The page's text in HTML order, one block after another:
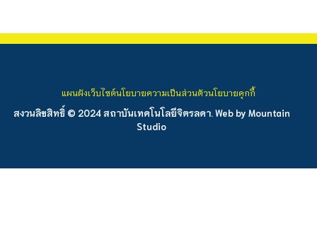
สงวนลิขสิทธิ์ © 2024 สถาบันเทคโนโลยีจิตรลดา. Web by Mountain
Studio
แผนผังเว็บไซต์นโยบายความเป็นส่วนตัวนโยบายคุกกี้